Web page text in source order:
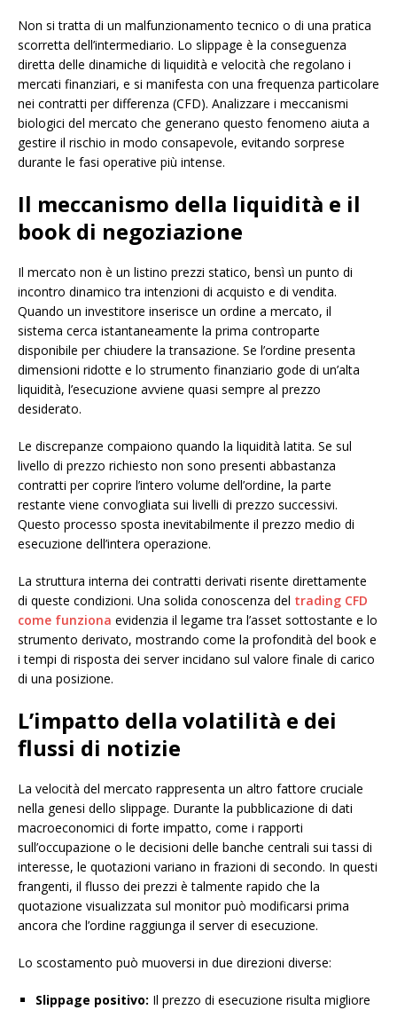
Non si tratta di un malfunzionamento tecnico o di una pratica
scorretta dell’intermediario. Lo slippage è la conseguenza
diretta delle dinamiche di liquidità e velocità che regolano i
mercati finanziari, e si manifesta con una frequenza particolare
nei contratti per differenza (CFD). Analizzare i meccanismi
biologici del mercato che generano questo fenomeno aiuta a
gestire il rischio in modo consapevole, evitando sorprese
durante le fasi operative più intense.
Il meccanismo della liquidità e il
book di negoziazione
Il mercato non è un listino prezzi statico, bensì un punto di
incontro dinamico tra intenzioni di acquisto e di vendita.
Quando un investitore inserisce un ordine a mercato, il
sistema cerca istantaneamente la prima controparte
disponibile per chiudere la transazione. Se l’ordine presenta
dimensioni ridotte e lo strumento finanziario gode di un’alta
liquidità, l’esecuzione avviene quasi sempre al prezzo
desiderato.
Le discrepanze compaiono quando la liquidità latita. Se sul
livello di prezzo richiesto non sono presenti abbastanza
contratti per coprire l’intero volume dell’ordine, la parte
restante viene convogliata sui livelli di prezzo successivi.
Questo processo sposta inevitabilmente il prezzo medio di
esecuzione dell’intera operazione.
La struttura interna dei contratti derivati risente direttamente
di queste condizioni. Una solida conoscenza del trading CFD
come funziona evidenzia il legame tra l’asset sottostante e lo
strumento derivato, mostrando come la profondità del book e
i tempi di risposta dei server incidano sul valore finale di carico
di una posizione.
L’impatto della volatilità e dei
flussi di notizie
La velocità del mercato rappresenta un altro fattore cruciale
nella genesi dello slippage. Durante la pubblicazione di dati
macroeconomici di forte impatto, come i rapporti
sull’occupazione o le decisioni delle banche centrali sui tassi di
interesse, le quotazioni variano in frazioni di secondo. In questi
frangenti, il flusso dei prezzi è talmente rapido che la
quotazione visualizzata sul monitor può modificarsi prima
ancora che l’ordine raggiunga il server di esecuzione.
Lo scostamento può muoversi in due direzioni diverse:
Slippage positivo: Il prezzo di esecuzione risulta migliore